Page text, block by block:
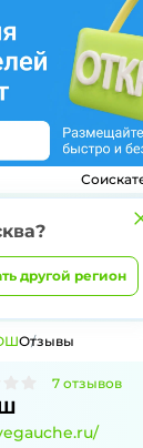
?
другой регион
Отзывы
7 отзывов
о компании